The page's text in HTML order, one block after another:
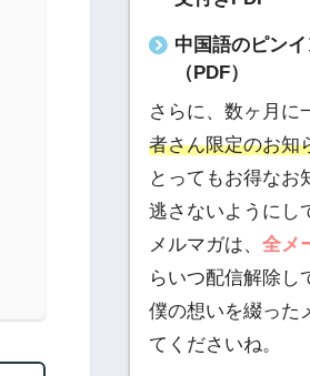
中国語のピン
（PDF）
さらに、数ヶ月に
者さん限定のお知
とってもお得なお
逃さないようにし
メルマガは、 全メ
らいつ配信解除し
僕の想いを綴った
てくださいね。